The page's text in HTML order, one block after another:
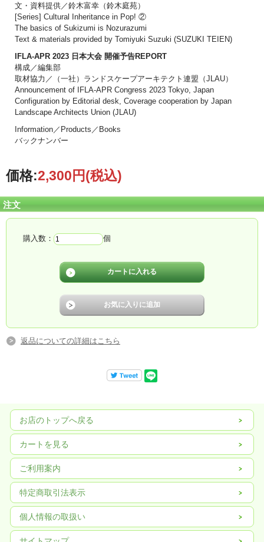
文・資料提供／鈴木富幸（鈴木庭苑）
[Series] Cultural Inheritance in Pop! ②
The basics of Sukizumi is Nozurazumi
Text & materials provided by Tomiyuki Suzuki (SUZUKI TEIEN)
IFLA-APR 2023 日本大会 開催予告REPORT
構成／編集部
取材協力／（一社）ランドスケープアーキテクト連盟（JLAU）
Announcement of IFLA-APR Congress 2023 Tokyo, Japan
Configuration by Editorial desk, Coverage cooperation by Japan
Landscape Architects Union (JLAU)
Information／Products／Books
バックナンバー
価格:2,300円(税込)
注文
購入数： 個
返品についての詳細はこちら
お店のトップへ戻る
カートを見る
ご利用案内
特定商取引法表示
個人情報の取扱い